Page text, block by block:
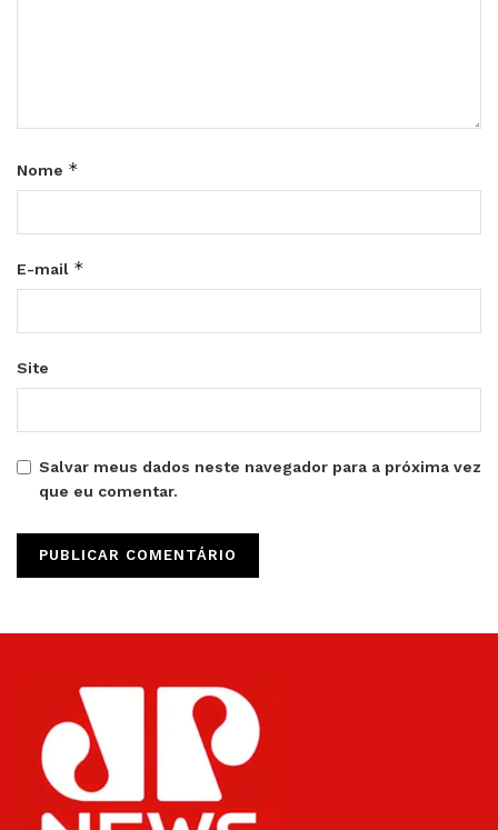
Nome *
E-mail *
Site
Salvar meus dados neste navegador para a próxima vez
que eu comentar.